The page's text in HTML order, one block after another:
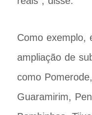
Como exemplo,
ampliação de
como
Guaramirim,